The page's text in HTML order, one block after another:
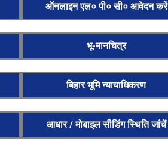
ऑनलाइन एल० पी० सी० आवेदन करें
भू-मानचित्र
बिहार भूमि न्यायाधिकरण
आधार / मोबाइल सीडिंग स्थिति जांचें